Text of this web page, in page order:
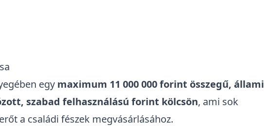
egy maximum 11 000 000 forint összegű, állami
szabad felhasználású forint kölcsön, ami sok
a családi fészek megvásárlásához.